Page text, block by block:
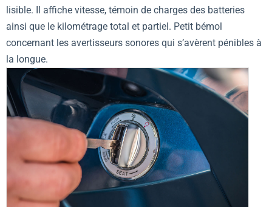
lisible. Il affiche vitesse, témoin de charges des batteries
ainsi que le kilométrage total et partiel. Petit bémol
concernant les avertisseurs sonores qui s’avèrent pénibles à
la longue.